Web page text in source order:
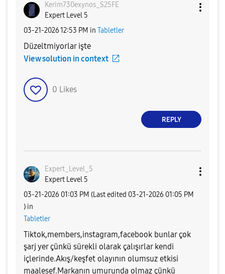
Kerim730exynos_ S25FE
Expert Level 5
‎03-21-202612:53 PM in Tabletler
Düzeltmiyorlar işte
View solution in context
0 Likes
REPLY
Expert_Level_5
Expert Level 5
‎03-21-2026 01:03 PM (Last edited ‎03-21-2026 01:05 PM
) in
Tabletler
Tiktok,members,instagram,facebook bunlar çok
şarj yer çünkü sürekli olarak çalışırlar kendi
içlerinde.Akış/keşfet olayının olumsuz etkisi
maalesef.Markanın umurunda olmaz çünkü